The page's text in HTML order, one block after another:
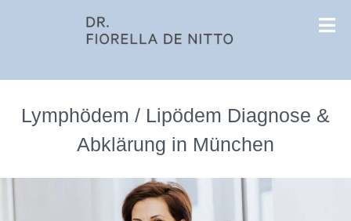
Lymphödem / Lipödem Diagnose &
Abklärung in München